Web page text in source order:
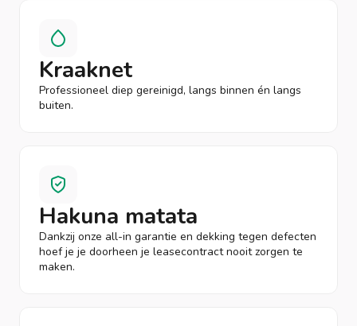
Kraaknet
Professioneel diep gereinigd, langs binnen én langs
buiten.
Hakuna matata
Dankzij onze all-in garantie en dekking tegen defecten
hoef je je doorheen je leasecontract nooit zorgen te
maken.